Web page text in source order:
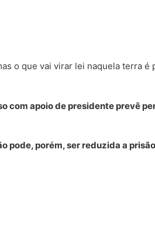
o que vai virar lei naquela terra é
com apoio de presidente prevê
pode, porém, ser reduzida a